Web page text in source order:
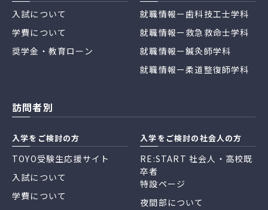
入試について
学費について
奨学金・教育ローン
就職情報ー歯科技工士学科
就職情報ー救急救命士学科
就職情報ー鍼灸師学科
就職情報ー柔道整復師学科
訪問者別
入学をご検討の方
TOYO受験生応援サイト
入試について
学費について
入学をご検討の社会人の方
RE:START 社会人・高校既
卒者
特設ページ
夜間部について